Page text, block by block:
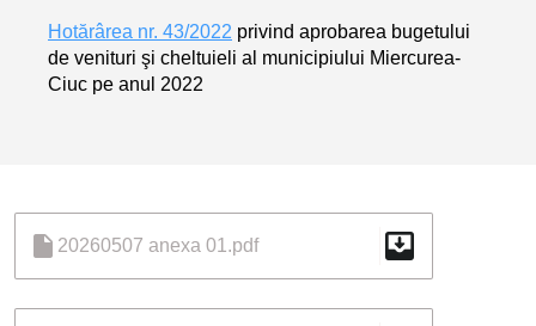
insert_drive_file 20260507 anexa 01.pdf move_to_inbox
Hotărârea nr. 43/2022 privind aprobarea bugetului
de venituri şi cheltuieli al municipiului Miercurea-
Ciuc pe anul 2022